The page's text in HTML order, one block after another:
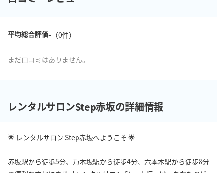
平均総合評価-（0件）
まだ口コミはありません。
レンタルサロンStep赤坂の詳細情報
🌟 レンタルサロン Step赤坂へようこそ 🌟
赤坂駅から徒歩5分、乃木坂駅から徒歩4分、六本木駅から徒歩8分